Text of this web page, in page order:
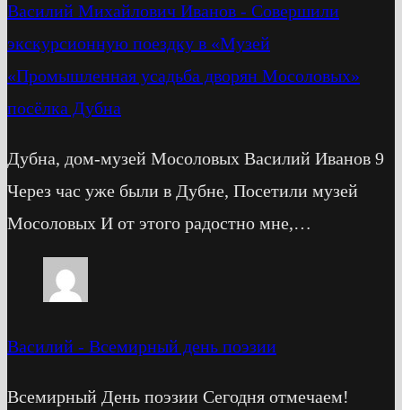
Василий Михайлович Иванов - Cовершили
экскурсионную поездку в «Музей
«Промышленная усадьба дворян Мосоловых»
посёлка Дубна
Дубна, дом-музей Мосоловых Василий Иванов 9
Через час уже были в Дубне, Посетили музей
Мосоловых И от этого радостно мне,…
Василий - Всемирный день поэзии
Всемирный День поэзии Сегодня отмечаем!